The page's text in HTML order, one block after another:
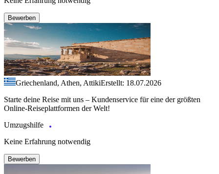
Bewerben
Griechenland, Athen, AttikiErstellt: 18.07.2026
Starte deine Reise mit uns – Kundenservice für eine der größten
Online-Reiseplattformen der Welt!
Umzugshilfe
Keine Erfahrung notwendig
Bewerben